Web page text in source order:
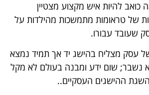
להיות איש מקצוע מצטיין
של טראומות מתמשכות מהילדות על
שעובד עבורו.
עסק מצליח בהישג יד אך תמיד נמצא
נשבר; שום ידע ומבנה בעולם לא מקל
ההישגים העסקיים..